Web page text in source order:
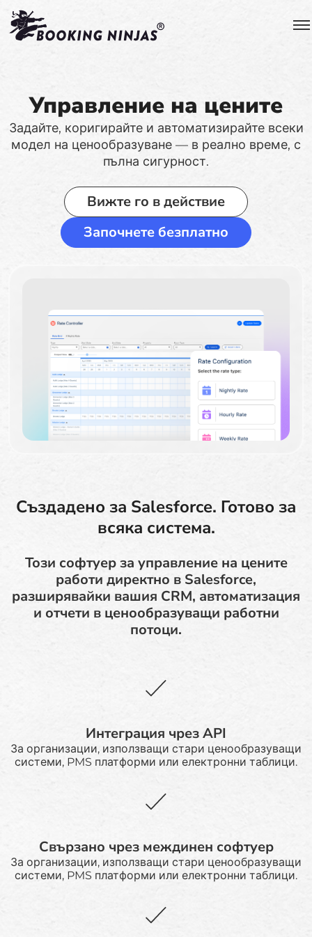
Управление на цените
Задайте, коригирайте и автоматизирайте всеки
модел на ценообразуване — в реално време, с
пълна сигурност.
Вижте го в действие
Започнете безплатно
Създадено за Salesforce. Готово за
всяка система.
Този софтуер за управление на цените
работи директно в Salesforce,
разширявайки вашия CRM, автоматизация
и отчети в ценообразуващи работни
потоци.
Интеграция чрез API
За организации, използващи стари ценообразуващи
системи, PMS платформи или електронни таблици.
Свързано чрез междинен софтуер
За организации, използващи стари ценообразуващи
системи, PMS платформи или електронни таблици.